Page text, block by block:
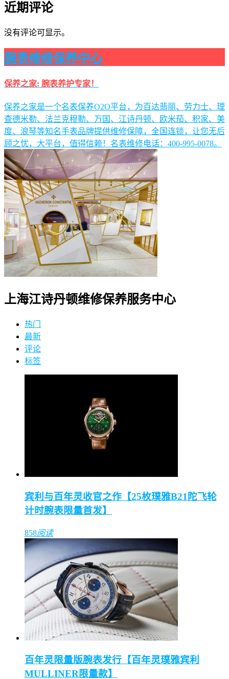
近期评论
没有评论可显示。
腕表维修保养中心
保养之家: 腕表养护专家！
保养之家是一个名表保养O2O平台，为百达翡丽、劳力士、理
查德米勒、法兰克穆勒、万国、江诗丹顿、欧米茄、积家、美
度、浪琴等知名手表品牌提供维修保障，全国连锁，让您无后
顾之忧，大平台，值得信赖！名表维修电话：400-995-0078。
上海江诗丹顿维修保养服务中心
热门
最新
评论
标签
宾利与百年灵收官之作【25枚璞雅B21陀飞轮
计时腕表限量首发】
858阅读
百年灵限量版腕表发行【百年灵璞雅宾利
MULLINER限量款】